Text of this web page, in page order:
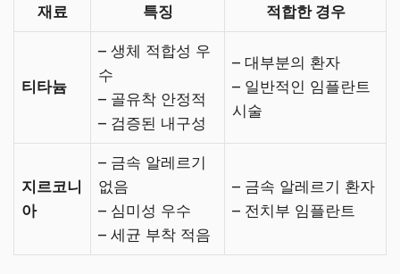
재료 특징 적합한 경우
티타늄
– 생체 적합성 우
수
– 골유착 안정적
– 검증된 내구성
– 대부분의 환자
– 일반적인 임플란트
시술
지르코니
아
– 금속 알레르기
없음
– 심미성 우수
– 세균 부착 적음
– 금속 알레르기 환자
– 전치부 임플란트